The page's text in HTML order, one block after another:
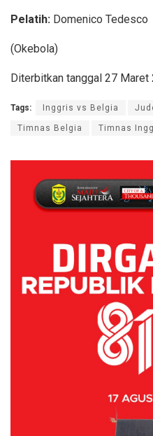
Pelatih: Domenico Tedesco
(Okebola)
Diterbitkan tanggal 27 Maret
Tags: Inggris vs Belgia
Timnas Belgia Timnas